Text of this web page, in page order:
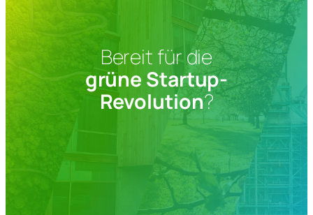
Bereit für die
grüne Startup-
Revolution?